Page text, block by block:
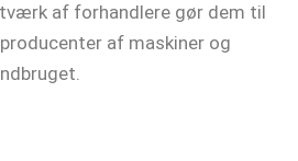
af forhandlere gør dem til
af maskiner og